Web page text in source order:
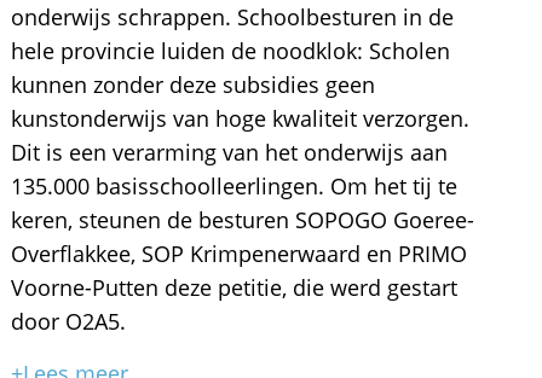
onderwijs schrappen. Schoolbesturen in de
hele provincie luiden de noodklok: Scholen
kunnen zonder deze subsidies geen
kunstonderwijs van hoge kwaliteit verzorgen.
Dit is een verarming van het onderwijs aan
135.000 basisschoolleerlingen. Om het tij te
keren, steunen de besturen SOPOGO Goeree-
Overflakkee, SOP Krimpenerwaard en PRIMO
Voorne-Putten deze petitie, die werd gestart
door O2A5.